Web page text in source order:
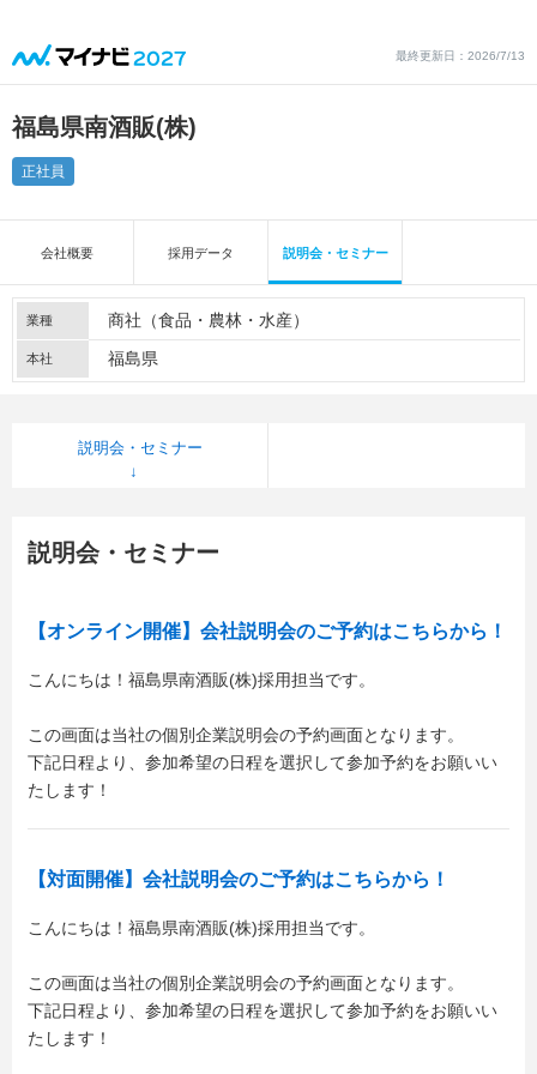
最終更新日：2026/7/13
福島県南酒販(株)
正社員
会社概要 採用データ 説明会・セミナー
業種 商社（食品・農林・水産）
本社 福島県
説明会・セミナー
説明会・セミナー
【オンライン開催】会社説明会のご予約はこちらから！
こんにちは！福島県南酒販(株)採用担当です。
この画面は当社の個別企業説明会の予約画面となります。
下記日程より、参加希望の日程を選択して参加予約をお願いい
たします！
【対面開催】会社説明会のご予約はこちらから！
こんにちは！福島県南酒販(株)採用担当です。
この画面は当社の個別企業説明会の予約画面となります。
下記日程より、参加希望の日程を選択して参加予約をお願いい
たします！